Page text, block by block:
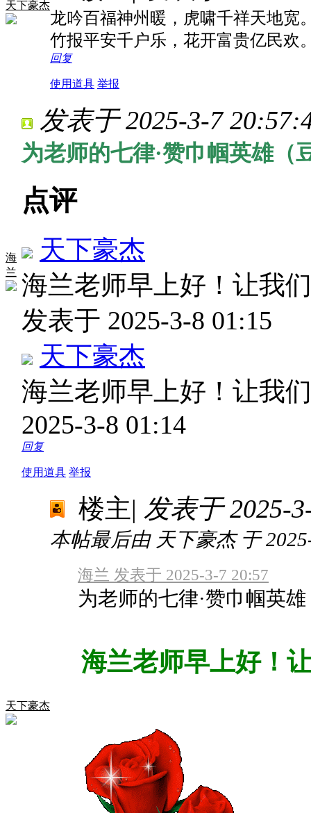
天下豪杰
龙吟百福神州暖，虎啸千祥天地宽
竹报平安千户乐，花开富贵亿民欢
回复
使用道具 举报
海
兰
发表于 2025-3-7
为老师的七律·赞巾帼英雄（
点评
天下豪杰
海兰老师早上好！让我
发表于 2025-3-8 01:15
天下豪杰
海兰老师早上好！让我
2025-3-8 01:14
回复
使用道具 举报
天下豪杰
楼主| 发表于 2025-
本帖最后由 天下豪杰 于
海兰 发表于 2025-3-7 20:57
为老师的七律·赞巾帼英
海兰老师早上好！